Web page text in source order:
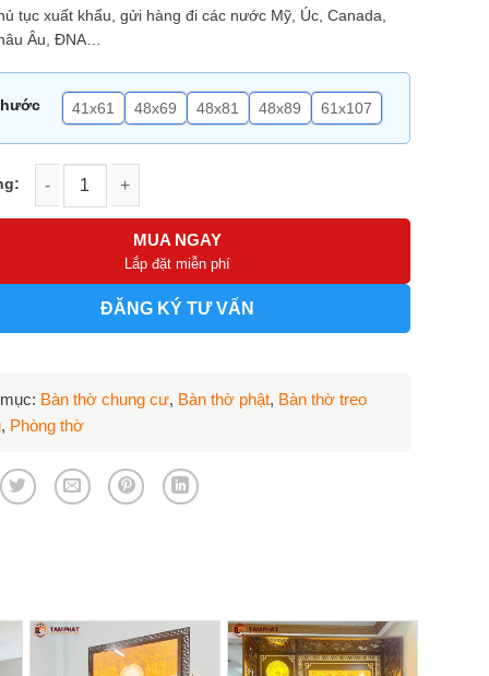
tục xuất khẩu, gửi hàng đi các nước Mỹ, Úc, Canada,
Âu, ĐNA…
41x61 48x69 48x81 48x89 61x107
treo tường 2 tầng thờ Phật và gia tiên TT-2009S số lượng
MUA NGAY
Lắp đặt miễn phí
ĐĂNG KÝ TƯ VẤN
Bàn thờ chung cư, Bàn thờ phật, Bàn thờ treo
, Phòng thờ